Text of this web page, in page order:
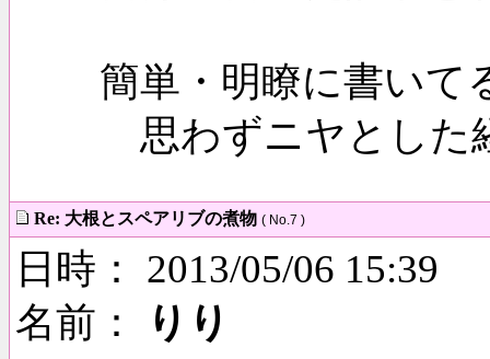
簡単・明瞭に書いて
思わずニヤとした
Re: 大根とスペアリブの煮物 ( No.7 )
日時： 2013/05/06 15:39
名前：
りり